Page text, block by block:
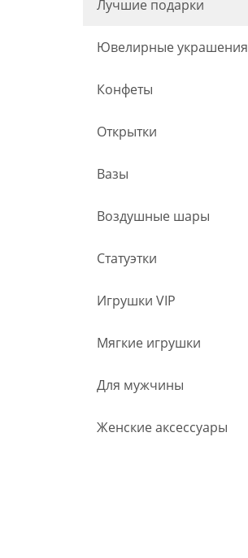
Лучшие подарки
Ювелирные украшения
Конфеты
Открытки
Вазы
Воздушные шары
Статуэтки
Игрушки VIP
Мягкие игрушки
Для мужчины
Женские аксессуары